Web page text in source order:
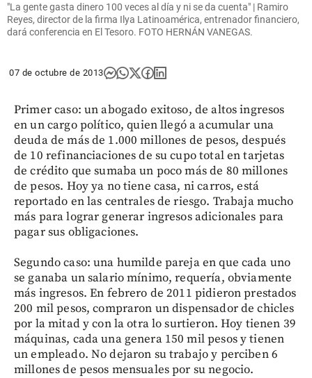
"La gente gasta dinero 100 veces al día y ni se da cuenta" | Ramiro
Reyes, director de la firma Ilya Latinoamérica, entrenador financiero,
dará conferencia en El Tesoro. FOTO HERNÁN VANEGAS.
07 de octubre de 2013
Primer caso: un abogado exitoso, de altos ingresos
en un cargo político, quien llegó a acumular una
deuda de más de 1.000 millones de pesos, después
de 10 refinanciaciones de su cupo total en tarjetas
de crédito que sumaba un poco más de 80 millones
de pesos. Hoy ya no tiene casa, ni carros, está
reportado en las centrales de riesgo. Trabaja mucho
más para lograr generar ingresos adicionales para
pagar sus obligaciones.
Segundo caso: una humilde pareja en que cada uno
se ganaba un salario mínimo, requería, obviamente
más ingresos. En febrero de 2011 pidieron prestados
200 mil pesos, compraron un dispensador de chicles
por la mitad y con la otra lo surtieron. Hoy tienen 39
máquinas, cada una genera 150 mil pesos y tienen
un empleado. No dejaron su trabajo y perciben 6
millones de pesos mensuales por su negocio.